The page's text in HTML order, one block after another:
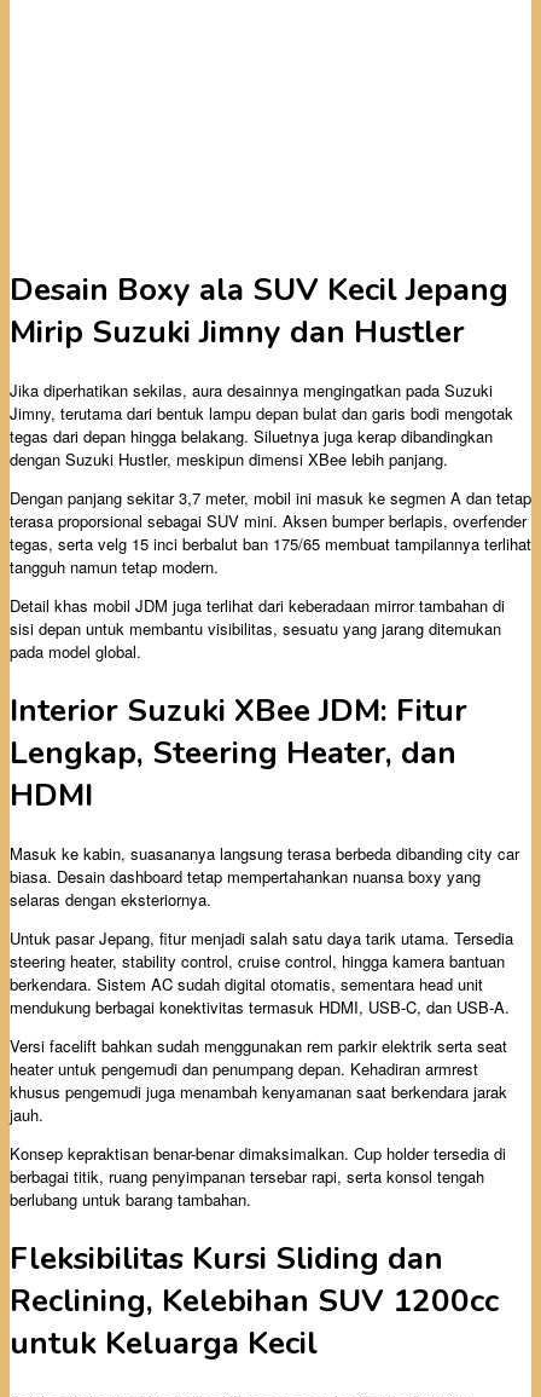
Desain Boxy ala SUV Kecil Jepang
Mirip Suzuki Jimny dan Hustler
Jika diperhatikan sekilas, aura desainnya mengingatkan pada Suzuki
Jimny, terutama dari bentuk lampu depan bulat dan garis bodi mengotak
tegas dari depan hingga belakang. Siluetnya juga kerap dibandingkan
dengan Suzuki Hustler, meskipun dimensi XBee lebih panjang.
Dengan panjang sekitar 3,7 meter, mobil ini masuk ke segmen A dan tetap
terasa proporsional sebagai SUV mini. Aksen bumper berlapis, overfender
tegas, serta velg 15 inci berbalut ban 175/65 membuat tampilannya terlihat
tangguh namun tetap modern.
Detail khas mobil JDM juga terlihat dari keberadaan mirror tambahan di
sisi depan untuk membantu visibilitas, sesuatu yang jarang ditemukan
pada model global.
Interior Suzuki XBee JDM: Fitur
Lengkap, Steering Heater, dan
HDMI
Masuk ke kabin, suasananya langsung terasa berbeda dibanding city car
biasa. Desain dashboard tetap mempertahankan nuansa boxy yang
selaras dengan eksteriornya.
Untuk pasar Jepang, fitur menjadi salah satu daya tarik utama. Tersedia
steering heater, stability control, cruise control, hingga kamera bantuan
berkendara. Sistem AC sudah digital otomatis, sementara head unit
mendukung berbagai konektivitas termasuk HDMI, USB-C, dan USB-A.
Versi facelift bahkan sudah menggunakan rem parkir elektrik serta seat
heater untuk pengemudi dan penumpang depan. Kehadiran armrest
khusus pengemudi juga menambah kenyamanan saat berkendara jarak
jauh.
Konsep kepraktisan benar-benar dimaksimalkan. Cup holder tersedia di
berbagai titik, ruang penyimpanan tersebar rapi, serta konsol tengah
berlubang untuk barang tambahan.
Fleksibilitas Kursi Sliding dan
Reclining, Kelebihan SUV 1200cc
untuk Keluarga Kecil